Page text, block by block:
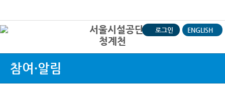
청계천
로그인 ENGLISH
참여·알림